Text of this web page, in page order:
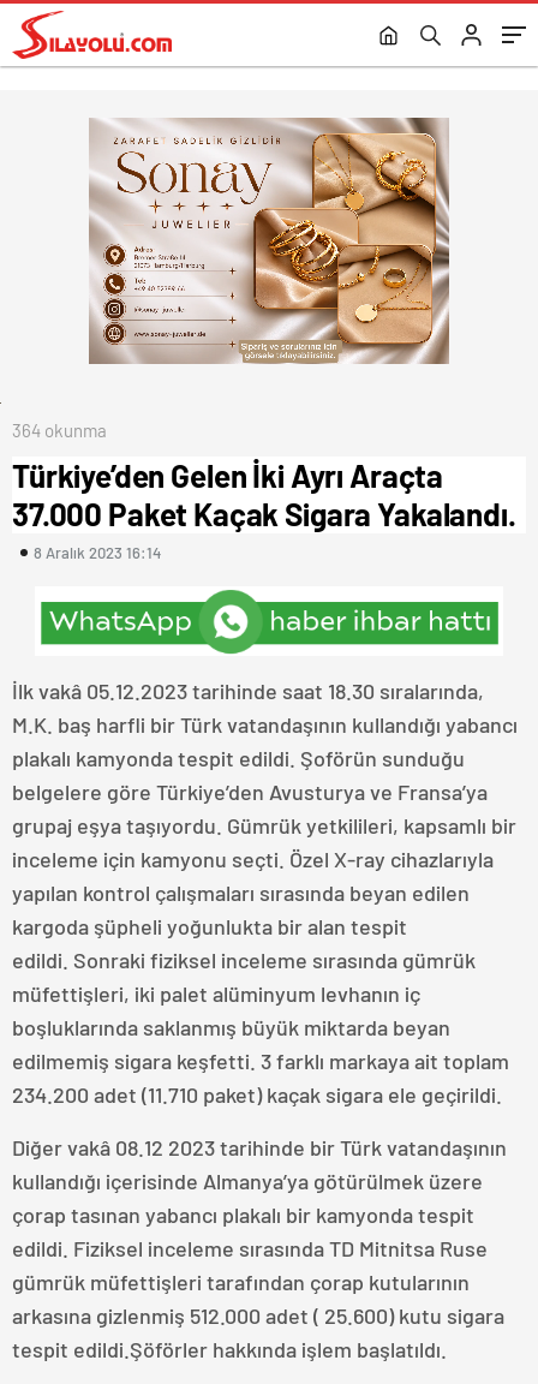
364 okunma
Türkiye’den Gelen İki Ayrı Araçta
37.000 Paket Kaçak Sigara Yakalandı.
8 Aralık 2023 16:14
İlk vakâ 05.12.2023 tarihinde saat 18.30 sıralarında,
M.K. baş harfli bir Türk vatandaşının kullandığı yabancı
plakalı kamyonda tespit edildi. Şoförün sunduğu
belgelere göre Türkiye’den Avusturya ve Fransa’ya
grupaj eşya taşıyordu. Gümrük yetkilileri, kapsamlı bir
inceleme için kamyonu seçti. Özel X-ray cihazlarıyla
yapılan kontrol çalışmaları sırasında beyan edilen
kargoda şüpheli yoğunlukta bir alan tespit
edildi. Sonraki fiziksel inceleme sırasında gümrük
müfettişleri, iki palet alüminyum levhanın iç
boşluklarında saklanmış büyük miktarda beyan
edilmemiş sigara keşfetti. 3 farklı markaya ait toplam
234.200 adet (11.710 paket) kaçak sigara ele geçirildi.
Diğer vakâ 08.12 2023 tarihinde bir Türk vatandaşının
kullandığı içerisinde Almanya’ya götürülmek üzere
çorap tasınan yabancı plakalı bir kamyonda tespit
edildi. Fiziksel inceleme sırasında TD Mitnitsa Ruse
gümrük müfettişleri tarafından çorap kutularının
arkasına gizlenmiş 512.000 adet ( 25.600) kutu sigara
tespit edildi.Şöförler hakkında işlem başlatıldı.